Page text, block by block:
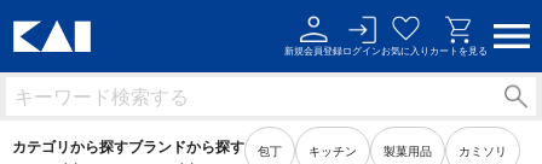
新規会員登録ログインお気に入り カートを見る
カテゴリから探すブランドから探す 包丁 キッチン 製菓用品 カミソリ